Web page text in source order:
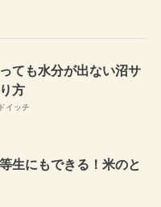
ても水分が出ない沼サ
方
イッチ
生にもできる！米のと